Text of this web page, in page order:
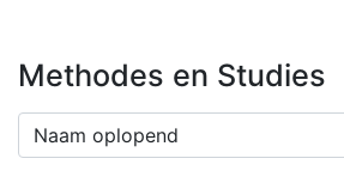
Methodes en Studies